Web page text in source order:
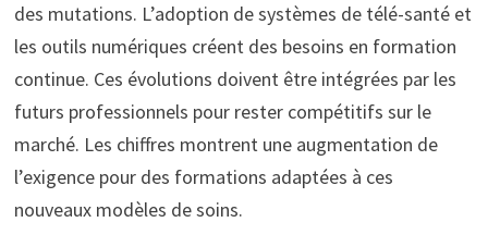
des mutations. L’adoption de systèmes de télé-santé et
les outils numériques créent des besoins en formation
continue. Ces évolutions doivent être intégrées par les
futurs professionnels pour rester compétitifs sur le
marché. Les chiffres montrent une augmentation de
l’exigence pour des formations adaptées à ces
nouveaux modèles de soins.